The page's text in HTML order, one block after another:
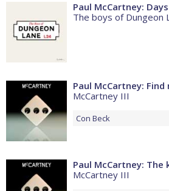
Paul McCartney:
The boys of Dungeon
Paul McCartney: Find
McCartney III
Con Beck
Paul McCartney: The
McCartney III